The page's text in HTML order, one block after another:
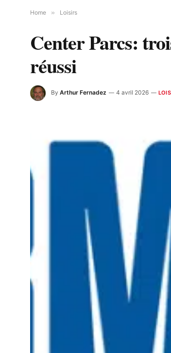
Home » Loisirs
Center Parcs:
réussi
By Arthur Fernadez 4 avril 2026